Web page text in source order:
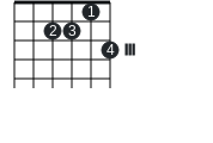
2 3
1
4